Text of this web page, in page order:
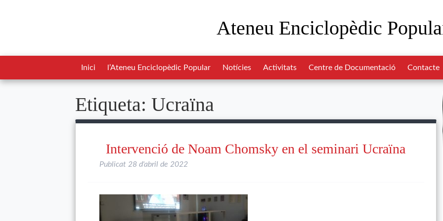
Ateneu Enciclopèdic
Inici l’Ateneu Enciclopèdic Popular Notícies Activitats Centre de Documentació Contacte
Etiqueta: Ucraïna
Intervenció de Noam Chomsky en el seminari Ucraïna
Publicat 28 d'abril de 2022